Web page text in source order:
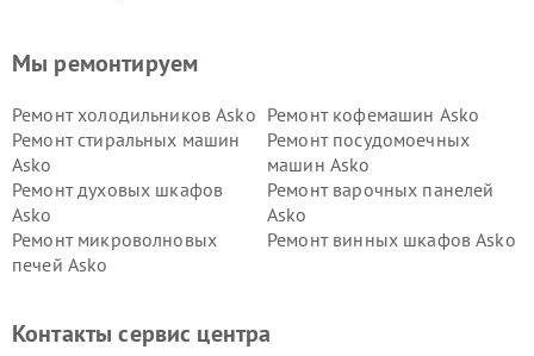
Мы ремонтируем
Ремонт холодильников Asko Ремонт кофемашин Asko
Ремонт стиральных машин
Asko
Ремонт посудомоечных
машин Asko
Ремонт духовых шкафов
Asko
Ремонт варочных панелей
Asko
Ремонт микроволновых
печей Asko
Ремонт винных шкафов Asko
Ремонт подогревателей
Ремонт промышленных
Контакты сервис центра